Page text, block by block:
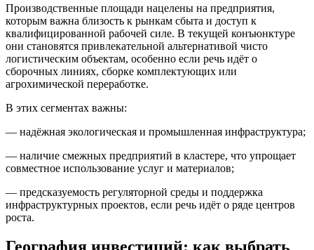
Производственные площади нацелены на предприятия,
которым важна близость к рынкам сбыта и доступ к
квалифицированной рабочей силе. В текущей конъюнктуре
они становятся привлекательной альтернативой чисто
логистическим объектам, особенно если речь идёт о
сборочных линиях, сборке комплектующих или
агрохимической переработке.
В этих сегментах важны:
— надёжная экологическая и промышленная инфраструктура;
— наличие смежных предприятий в кластере, что упрощает
совместное использование услуг и материалов;
— предсказуемость регуляторной среды и поддержка
инфраструктурных проектов, если речь идёт о ряде центров
роста.